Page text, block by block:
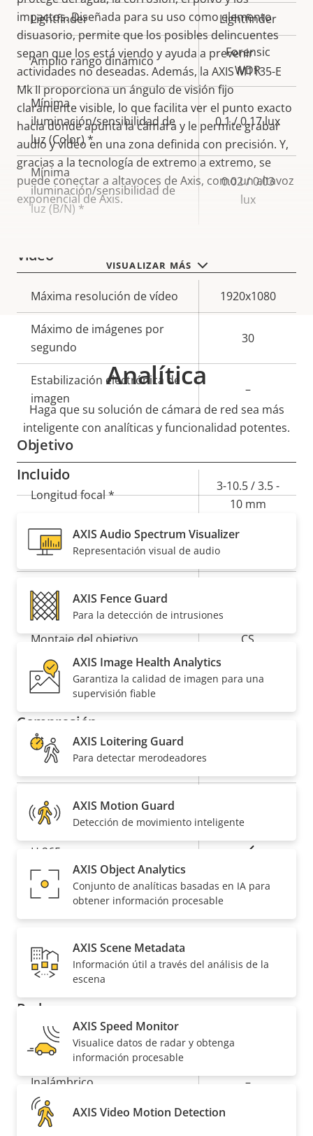
impactos. Diseñada para su uso como elemento
disuasorio, permite que los posibles delincuentes
sepan que los está viendo y ayuda a prevenir
actividades no deseadas. Además, la AXIS M1135-E
Mk II proporciona un ángulo de visión fijo
claramente visible, lo que facilita ver el punto exacto
hacia donde apunta la cámara y le permite grabar
audio y vídeo en una zona definida con precisión. Y,
gracias a la tecnología de extremo a extremo, se
puede conectar a altavoces de Axis, como un altavoz
exponencial de Axis.
VISUALIZAR MÁS
Lightfinder Lightfinder
Amplio rango dinámico
Forensic
WDR
Mínima
iluminación/sensibilidad de
luz (Color) *
0.1 / 0.17 lux
Mínima
iluminación/sensibilidad de
luz (B/N) *
0.02 / 0.03
lux
Vídeo
Descripción
de
propiedad
Valor de
la
propiedad
Máxima resolución de vídeo 1920x1080
Máximo de imágenes por
segundo
30
Estabilización electrónica de
imagen
–
Objetivo
de
Longitud focal *
3-10.5 / 3.5 -
10 mm
Campo de visión horizontal *
90-33 / 101-
Campo de visión vertical *
Montaje del objetivo CS
Objetivo reemplazable
Compresión
Descripción
de
propiedad
Valor de
la
propiedad
Zipstream
H.264
High, Main
H.265
AV1 –
Descripción
propiedad
Compatibilidad de audio
Red
Descripción
propiedad
Valor de
Clase de PoE
Inalámbrico –
Seguridad
Analítica
Haga que su solución de cámara de red sea más
inteligente con analíticas y funcionalidad potentes.
Incluido
AXIS Audio Spectrum Visualizer
Representación visual de audio
AXIS Fence Guard
Para la detección de intrusiones
AXIS Image Health Analytics
Garantiza la calidad de imagen para una
supervisión fiable
AXIS Loitering Guard
Para detectar merodeadores
AXIS Motion Guard
Detección de movimiento inteligente
AXIS Object Analytics
Conjunto de analíticas basadas en IA para
obtener información procesable
AXIS Scene Metadata
Información útil a través del análisis de la
escena
AXIS Speed Monitor
Visualice datos de radar y obtenga
información procesable
AXIS Video Motion Detection